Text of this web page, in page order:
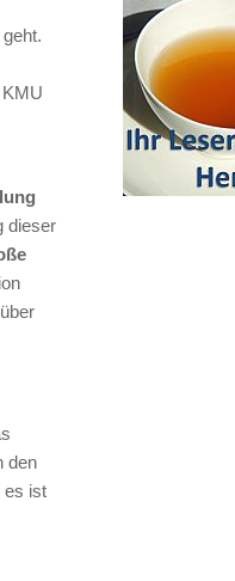
dieser
den
es ist